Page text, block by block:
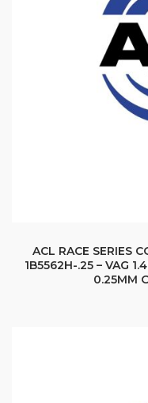
ACL RACE SERIES
1B5562H-.25 – VAG
0.25MM